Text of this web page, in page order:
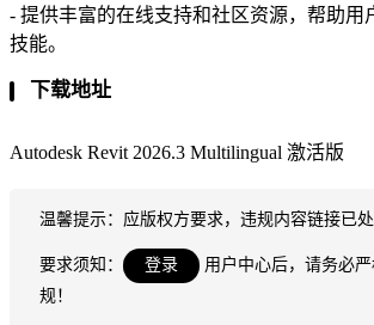
- 提供丰富的在线支持和社区资源，帮助用
技能。
下载地址
Autodesk Revit 2026.3 Multilingual 激活版
温馨提示：应版权方要求，违规内容链接已
要求须知： 登录
用户中心后，请务必
规！